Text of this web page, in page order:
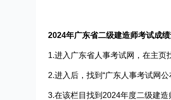
2024年广东省二级建造师考试成绩
1.进入广东省人事考试网，在主页
2.进入后，找到“广东人事考试网公
3.在该栏目找到2024年度二级建造